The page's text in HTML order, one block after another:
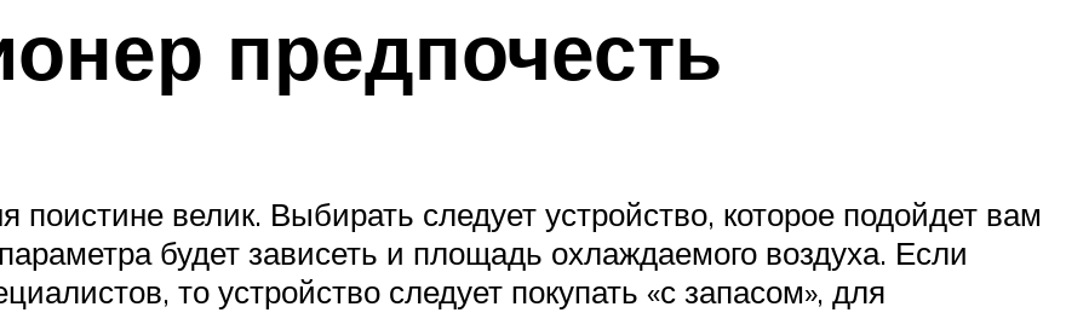
предпочесть
поистине велик. Выбирать следует устройство, которое подойдет вам
будет зависеть и площадь охлаждаемого воздуха. Если
то устройство следует покупать «с запасом», для